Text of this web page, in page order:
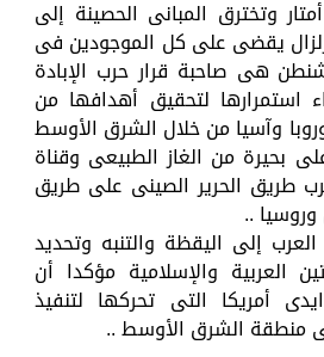
التى يصل طولها 7 أمتار وتخترق المبانى الحصينة إلى
يقضى على كل الموجودين فى
هى صاحبة قرار حرب الإبادة
استمرارها لتحقيق أهدافها من
وآسيا من خلال الشرق الأوسط
بحيرة من الغاز الطبيعى وقناة
طريق الحرير الصينى على طريق
..
إلى اليقظة والتنبه وتحديد
العربية والإسلامية مؤكدا أن
أمريكا التى تحركها لتنفيذ
منطقة الشرق الأوسط ..